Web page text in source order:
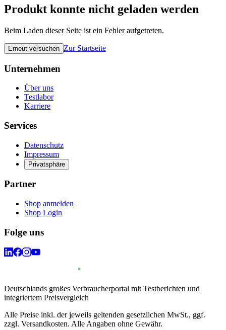
Produkt konnte nicht geladen werden
Beim Laden dieser Seite ist ein Fehler aufgetreten.
Erneut versuchen Zur Startseite
Unternehmen
Über uns
Testlabor
Karriere
Services
Datenschutz
Impressum
Privatsphäre
Partner
Shop anmelden
Shop Login
Folge uns
Deutschlands großes Verbraucherportal mit Testberichten und
integriertem Preisvergleich
Alle Preise inkl. der jeweils geltenden gesetzlichen MwSt., ggf.
zzgl. Versandkosten. Alle Angaben ohne Gewähr.